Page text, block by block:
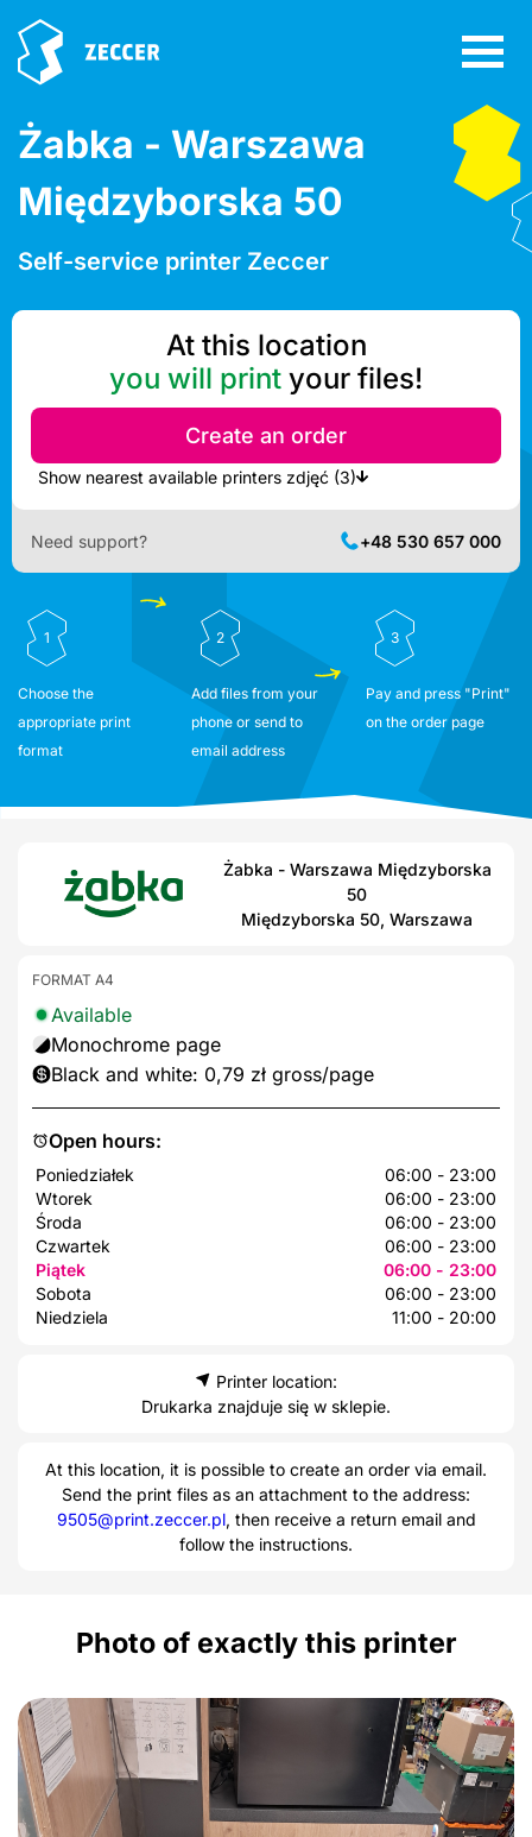
Żabka - Warszawa
Międzyborska 50
Self-service printer Zeccer
At this location
you will print your files!
Create an order
Show nearest available printers zdjęć (3)
Need support? +48 530 657 000
1
Choose the
appropriate print
format
2
Add files from your
phone or send to
email address
3
Pay and press "Print"
on the order page
Żabka - Warszawa Międzyborska
50
Międzyborska 50, Warszawa
Open hours:
Poniedziałek
06:00 - 23:00
Wtorek
06:00 - 23:00
Środa
06:00 - 23:00
Czwartek
06:00 - 23:00
Piątek
06:00 - 23:00
Sobota
06:00 - 23:00
Niedziela
11:00 - 20:00
FORMAT A4
Available
Monochrome page
Black and white: 0,79 zł gross/page
Printer location:
Drukarka znajduje się w sklepie.
At this location, it is possible to create an order via email.
Send the print files as an attachment to the address:
9505@print.zeccer.pl, then receive a return email and
follow the instructions.
Photo of exactly this printer